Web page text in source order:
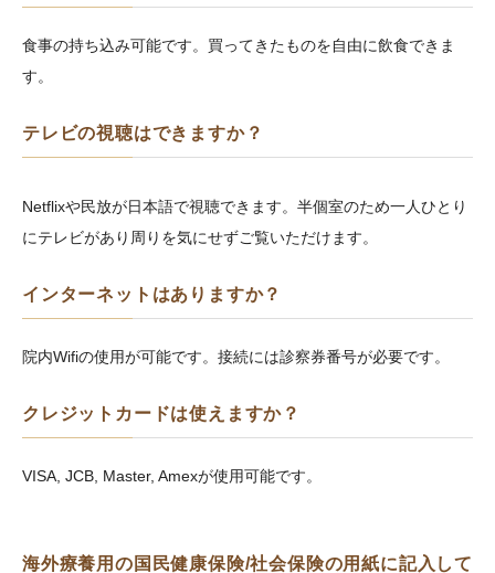
食事の持ち込み可能です。買ってきたものを自由に飲食できま
す。
テレビの視聴はできますか？
Netflixや民放が日本語で視聴できます。半個室のため一人ひとり
にテレビがあり周りを気にせずご覧いただけます。
インターネットはありますか？
院内Wifiの使用が可能です。接続には診察券番号が必要です。
クレジットカードは使えますか？
VISA, JCB, Master, Amexが使用可能です。
海外療養用の国民健康保険/社会保険の用紙に記入して